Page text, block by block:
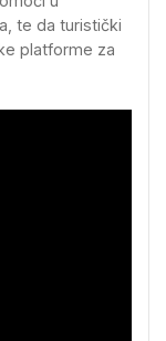
te da turistički
platforme za